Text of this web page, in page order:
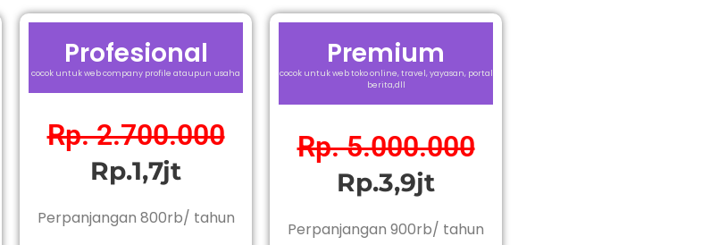
Profesional
cocok untuk web company profile ataupun usaha
Rp. 2.700.000
Rp.1,7jt
Perpanjangan 800rb/ tahun
Premium
cocok untuk web toko online, travel, yayasan, portal
berita,dll
Rp. 5.000.000
Rp.3,9jt
Perpanjangan 900rb/ tahun